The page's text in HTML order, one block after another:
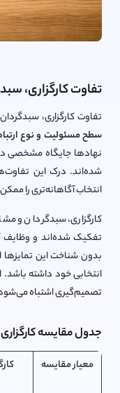
تفاوت کارگزاری،
تفاوت کارگزاری،
سطح مسئولیت و نوع
نهادها جایگاه مشخصی در
شده‌اند. درک این
انتخاب آگاهانه‌تری را
کارگزاری، سبدگردان و
تفکیک شده‌اند و وظایف
بدون شناخت این تمایزها
انتخابی خود داشته باشد.
تصمیم‌گیری اشتباه
جدول مقایسه
معیار مقایسه